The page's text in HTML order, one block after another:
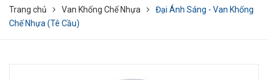
Trang chủ Van Khống Chế Nhựa
Đại Ánh Sáng - Van Khống
Chế Nhựa (Tê Cầu)